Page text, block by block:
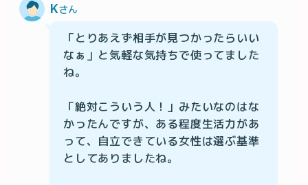
Kさん
「とりあえず相手が見つかったらいい
なぁ」と気軽な気持ちで使ってました
ね。
「絶対こういう人！」みたいなのはな
かったんですが、ある程度生活力があ
って、自立できている女性は選ぶ基準
としてありましたね。